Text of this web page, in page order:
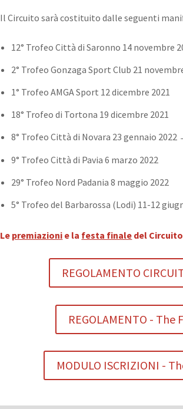
Il Circuito sarà costituito dalle seguenti
12° Trofeo Città di Saronno 14 novembre
2° Trofeo Gonzaga Sport Club 21
1° Trofeo AMGA Sport 12 dicembre 2021
18° Trofeo di Tortona 19 dicembre 2021
8° Trofeo Città di Novara 23 gennaio 2022
9° Trofeo Città di Pavia 6 marzo 2022
29° Trofeo Nord Padania 8 maggio 2022
5° Trofeo del Barbarossa (Lodi) 11-12
Le premiazioni e la festa finale del
REGOLAMENTO
REGOLAMENTO -
MODULO ISCRIZIONI -